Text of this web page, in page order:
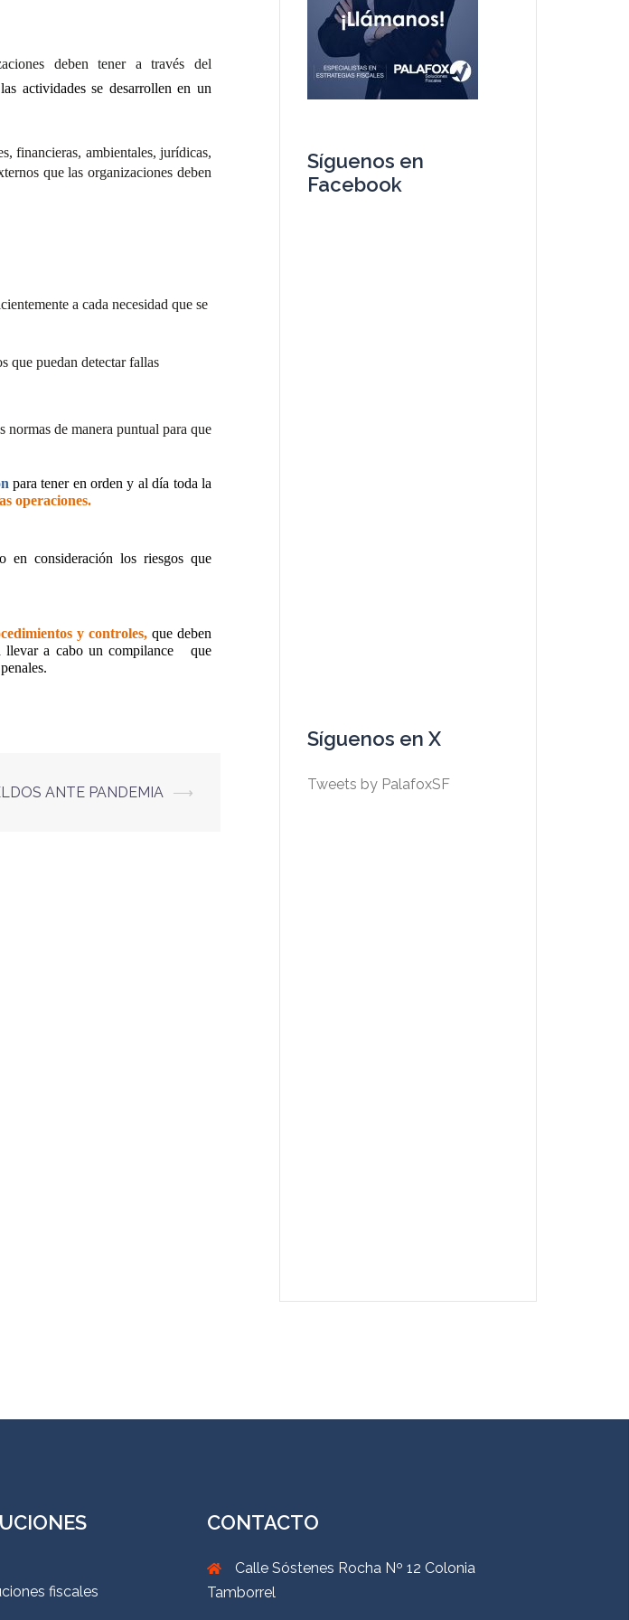
deben tener a través del
actividades se desarrollen en un
financieras, ambientales, jurídicas,
que las organizaciones deben
a cada necesidad que se
que puedan detectar fallas
normas de manera puntual para que
para tener en orden y al día toda la
operaciones.
en consideración los riesgos que
y controles, que deben
llevar a cabo un compilance
que
ANTE PANDEMIA ⟶
Síguenos en
Facebook
Síguenos en X
Tweets by PalafoxSF
fiscales
CONTACTO
Calle Sóstenes Rocha Nº 12 Colonia
Tamborrel